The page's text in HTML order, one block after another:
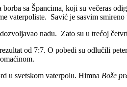
sa Špancima, koji su večeras
vaterpoliste. Savić je sasvim smireno
nadu. Zato su u trećoj
od 7:7. O pobedi su odlučili
u svetskom vaterpolu. Himna Bože